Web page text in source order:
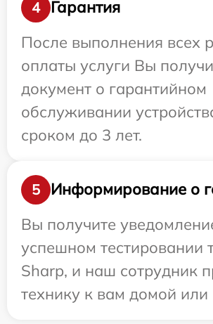
4
Гарантия
После выполнения всех
оплаты услуги Вы
документ о гарантийном
обслуживании
сроком до 3 лет.
5
Информирование о
Вы получите
успешном тестировании
Sharp, и наш сотрудник
технику к вам домой